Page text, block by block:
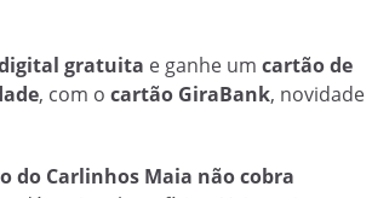
gratuita e ganhe um cartão de
, com o cartão GiraBank, novidade
do Carlinhos Maia não cobra